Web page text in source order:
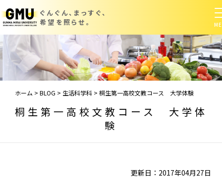
ぐんぐん、まっすぐ、
希望を照らせ。
ホーム > BLOG > 生活科学科 > 桐生第一高校文教コース 大学体験
桐生第一高校文教コース 大学体
験
更新日：2017年04月27日